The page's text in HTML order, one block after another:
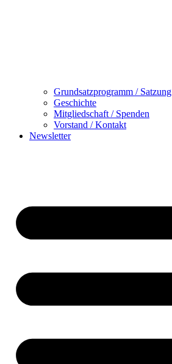
Grundsatzprogramm / Satzung
Geschichte
Mitgliedschaft / Spenden
Vorstand / Kontakt
Newsletter